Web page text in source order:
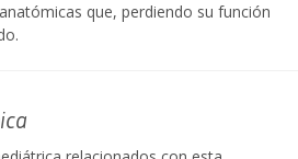
que, perdiendo su función